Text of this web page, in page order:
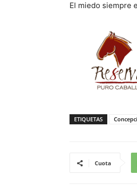
El miedo siempre
ETIQUETAS
Cuota